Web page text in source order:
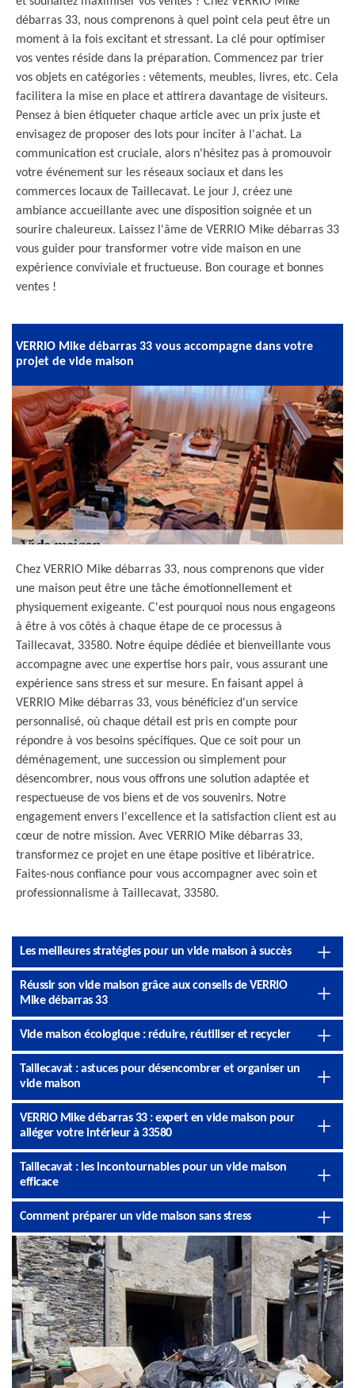
débarras 33, nous comprenons à quel point cela peut être un
moment à la fois excitant et stressant. La clé pour optimiser
vos ventes réside dans la préparation. Commencez par trier
vos objets en catégories : vêtements, meubles, livres, etc. Cela
facilitera la mise en place et attirera davantage de visiteurs.
Pensez à bien étiqueter chaque article avec un prix juste et
envisagez de proposer des lots pour inciter à l'achat. La
communication est cruciale, alors n'hésitez pas à promouvoir
votre événement sur les réseaux sociaux et dans les
commerces locaux de Taillecavat. Le jour J, créez une
ambiance accueillante avec une disposition soignée et un
sourire chaleureux. Laissez l'âme de VERRIO Mike débarras 33
vous guider pour transformer votre vide maison en une
expérience conviviale et fructueuse. Bon courage et bonnes
ventes !
VERRIO Mike débarras 33 vous accompagne dans votre
projet de vide maison
Chez VERRIO Mike débarras 33, nous comprenons que vider
une maison peut être une tâche émotionnellement et
physiquement exigeante. C'est pourquoi nous nous engageons
à être à vos côtés à chaque étape de ce processus à
Taillecavat, 33580. Notre équipe dédiée et bienveillante vous
accompagne avec une expertise hors pair, vous assurant une
expérience sans stress et sur mesure. En faisant appel à
VERRIO Mike débarras 33, vous bénéficiez d'un service
personnalisé, où chaque détail est pris en compte pour
répondre à vos besoins spécifiques. Que ce soit pour un
déménagement, une succession ou simplement pour
désencombrer, nous vous offrons une solution adaptée et
respectueuse de vos biens et de vos souvenirs. Notre
engagement envers l'excellence et la satisfaction client est au
cœur de notre mission. Avec VERRIO Mike débarras 33,
transformez ce projet en une étape positive et libératrice.
Faites-nous confiance pour vous accompagner avec soin et
professionnalisme à Taillecavat, 33580.
Les meilleures stratégies pour un vide maison à succès
Réussir son vide maison grâce aux conseils de VERRIO
Mike débarras 33
Vide maison écologique : réduire, réutiliser et recycler
Taillecavat : astuces pour désencombrer et organiser un
vide maison
VERRIO Mike débarras 33 : expert en vide maison pour
alléger votre intérieur à 33580
Taillecavat : les incontournables pour un vide maison
efficace
Comment préparer un vide maison sans stress